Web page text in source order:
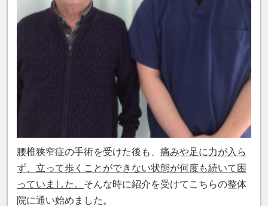
腰椎狭窄症の手術を受けた後も、 痛みや足に力が入ら
ず、立って歩くことができない状態が何度も続いて困
っていました。 そんな時に紹介を受けてこちらの整体
院に通い始めました。